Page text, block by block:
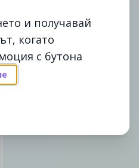
13.99лв.
и получавай
когато
с бутона